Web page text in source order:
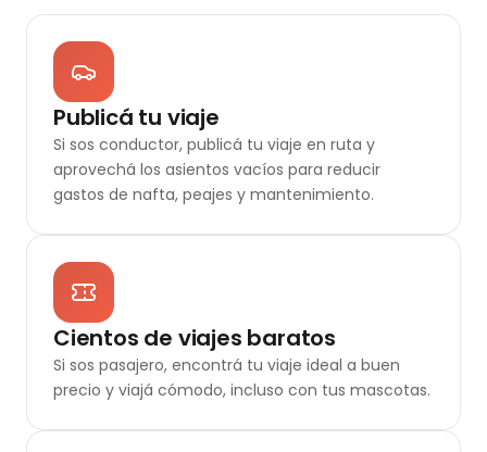
Publicá tu viaje
Si sos conductor, publicá tu viaje en ruta y
aprovechá los asientos vacíos para reducir
gastos de nafta, peajes y mantenimiento.
Cientos de viajes baratos
Si sos pasajero, encontrá tu viaje ideal a buen
precio y viajá cómodo, incluso con tus mascotas.